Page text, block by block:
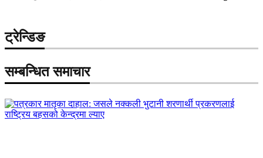
ट्रेन्डिङ
सम्बन्धित समाचार